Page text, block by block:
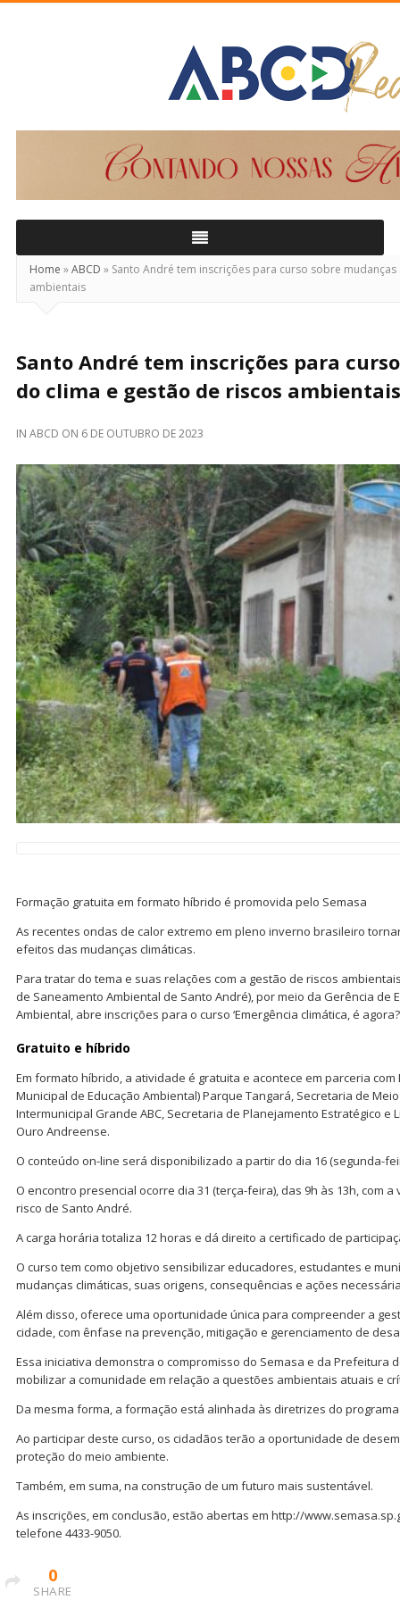
Home »ABCD » Santo André tem inscrições para curso sobre
ambientais
Santo André tem inscrições para
do clima e gestão de riscos ambientais
IN ABCD ON 6 DE OUTUBRO DE 2023
Formação gratuita em formato híbrido é promovida pelo Semasa
As recentes ondas de calor extremo em pleno inverno brasileiro
efeitos das mudanças climáticas.
Para tratar do tema e suas relações com a gestão de riscos
de Saneamento Ambiental de Santo André), por meio da Gerência de
Ambiental, abre inscrições para o curso ‘Emergência climática, é
Gratuito e híbrido
Em formato híbrido, a atividade é gratuita e acontece em parceria com
Municipal de Educação Ambiental) Parque Tangará, Secretaria de
Intermunicipal Grande ABC, Secretaria de Planejamento Estratégico e
Ouro Andreense.
O conteúdo on-line será disponibilizado a partir do dia 16 (segunda-
O encontro presencial ocorre dia 31 (terça-feira), das 9h às 13h, com
risco de Santo André.
A carga horária totaliza 12 horas e dá direito a certificado de
O curso tem como objetivo sensibilizar educadores, estudantes e
mudanças climáticas, suas origens, consequências e ações
Além disso, oferece uma oportunidade única para compreender a
cidade, com ênfase na prevenção, mitigação e gerenciamento de
Essa iniciativa demonstra o compromisso do Semasa e da Prefeitura
mobilizar a comunidade em relação a questões ambientais atuais e
Da mesma forma, a formação está alinhada às diretrizes do
Ao participar deste curso, os cidadãos terão a oportunidade de
proteção do meio ambiente.
Também, em suma, na construção de um futuro mais sustentável.
As inscrições, em conclusão, estão abertas em http://
telefone 4433-9050.
0
SHARE